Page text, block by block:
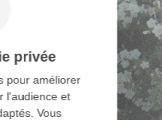
privée
pour améliorer
l'audience et
Vous